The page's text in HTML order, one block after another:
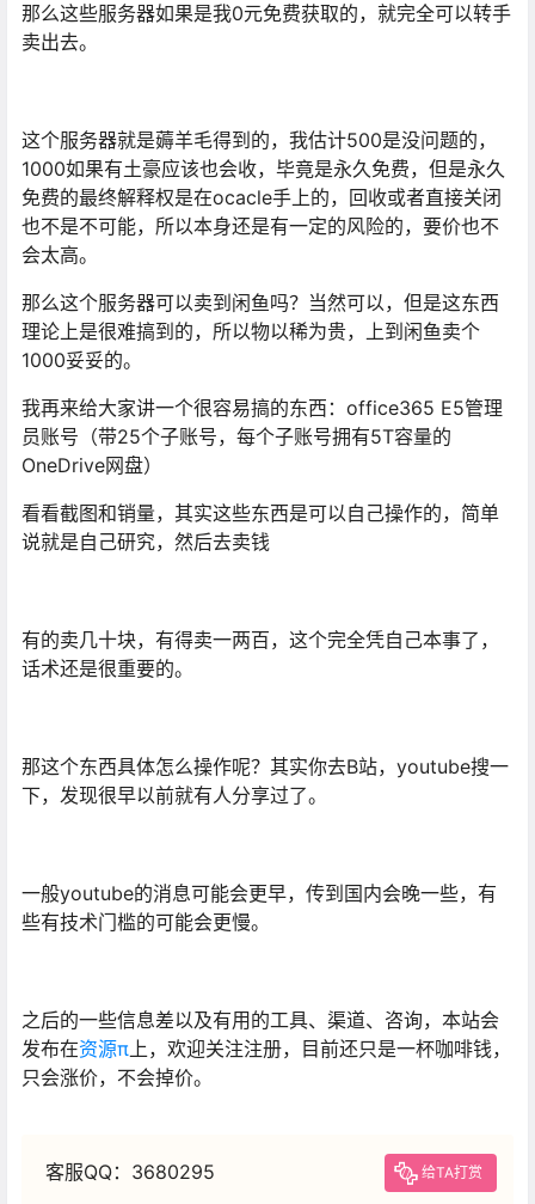
那么这些服务器如果是我0元免费获取的，就完全可以转手
卖出去。
这个服务器就是薅羊毛得到的，我估计500是没问题的，
1000如果有土豪应该也会收，毕竟是永久免费，但是永久
免费的最终解释权是在ocacle手上的，回收或者直接关闭
也不是不可能，所以本身还是有一定的风险的，要价也不
会太高。
那么这个服务器可以卖到闲鱼吗？当然可以，但是这东西
理论上是很难搞到的，所以物以稀为贵，上到闲鱼卖个
1000妥妥的。
我再来给大家讲一个很容易搞的东西：office365 E5管理
员账号（带25个子账号，每个子账号拥有5T容量的
OneDrive网盘）
看看截图和销量，其实这些东西是可以自己操作的，简单
说就是自己研究，然后去卖钱
有的卖几十块，有得卖一两百，这个完全凭自己本事了，
话术还是很重要的。
那这个东西具体怎么操作呢？其实你去B站，youtube搜一
下，发现很早以前就有人分享过了。
一般youtube的消息可能会更早，传到国内会晚一些，有
些有技术门槛的可能会更慢。
之后的一些信息差以及有用的工具、渠道、咨询，本站会
发布在资源π上，欢迎关注注册，目前还只是一杯咖啡钱，
只会涨价，不会掉价。
客服QQ：3680295 给TA打赏